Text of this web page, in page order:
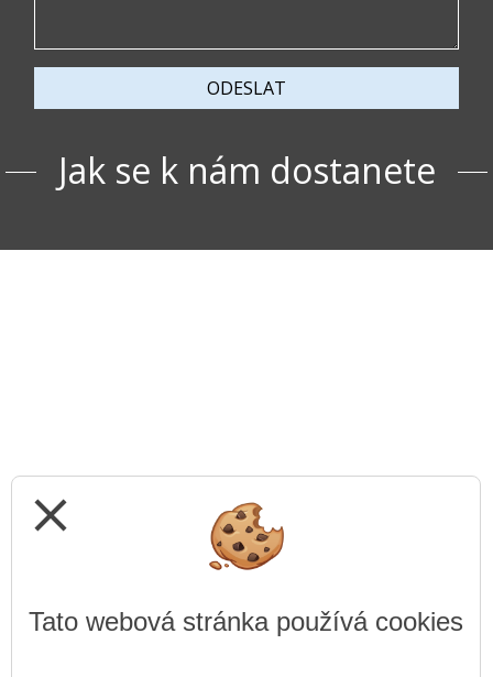
ODESLAT
Jak se k nám dostanete
close
Tato webová stránka používá cookies